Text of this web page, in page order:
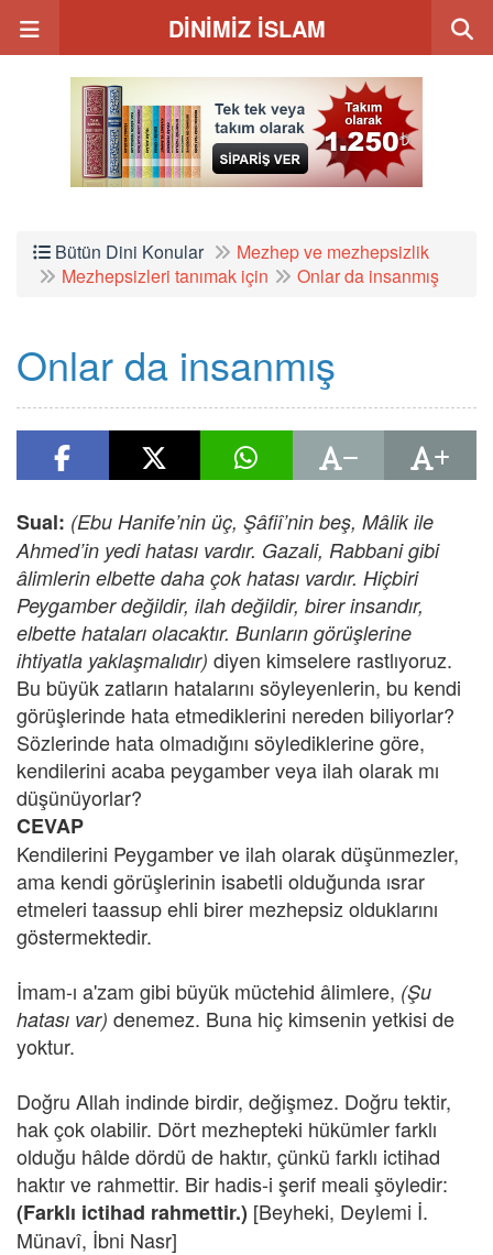
DİNİMİZ İSLAM
Bütün Dini Konular
Mezhep ve mezhepsizlik
Mezhepsizleri tanımak için
Onlar da insanmış
Onlar da insanmış
Sual: (Ebu Hanife’nin üç, Şâfiî’nin beş, Mâlik ile
Ahmed’in yedi hatası vardır. Gazali, Rabbani gibi
âlimlerin elbette daha çok hatası vardır. Hiçbiri
Peygamber değildir, ilah değildir, birer insandır,
elbette hataları olacaktır. Bunların görüşlerine
ihtiyatla yaklaşmalıdır) diyen kimselere rastlıyoruz.
Bu büyük zatların hatalarını söyleyenlerin, bu kendi
görüşlerinde hata etmediklerini nereden biliyorlar?
Sözlerinde hata olmadığını söylediklerine göre,
kendilerini acaba peygamber veya ilah olarak mı
düşünüyorlar?
CEVAP
Kendilerini Peygamber ve ilah olarak düşünmezler,
ama kendi görüşlerinin isabetli olduğunda ısrar
etmeleri taassup ehli birer mezhepsiz olduklarını
göstermektedir.
İmam-ı a'zam gibi büyük müctehid âlimlere, (Şu
hatası var) denemez. Buna hiç kimsenin yetkisi de
yoktur.
Doğru Allah indinde birdir, değişmez. Doğru tektir,
hak çok olabilir. Dört mezhepteki hükümler farklı
olduğu hâlde dördü de haktır, çünkü farklı ictihad
haktır ve rahmettir. Bir hadis-i şerif meali şöyledir:
(Farklı ictihad rahmettir.) [Beyheki, Deylemi İ.
Münavî, İbni Nasr]